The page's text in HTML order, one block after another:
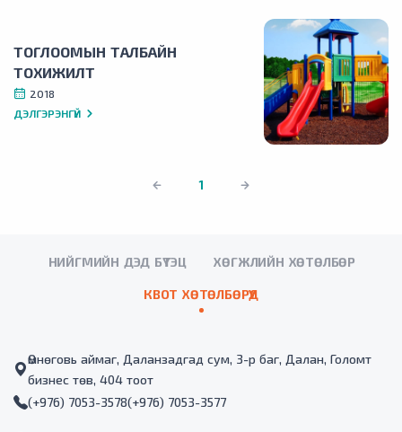
ТОГЛООМЫН ТАЛБАЙН
ТОХИЖИЛТ
2018
ДЭЛГЭРЭНГҮЙ
1
НИЙГМИЙН ДЭД БҮТЭЦ ХӨГЖЛИЙН ХӨТӨЛБӨР
КВОТ ХӨТӨЛБӨРҮҮД
Өмнөговь аймаг, Даланзадгад сум, 3-р баг, Далан, Голомт
бизнес төв, 404 тоот
(+976) 7053-3578(+976) 7053-3577